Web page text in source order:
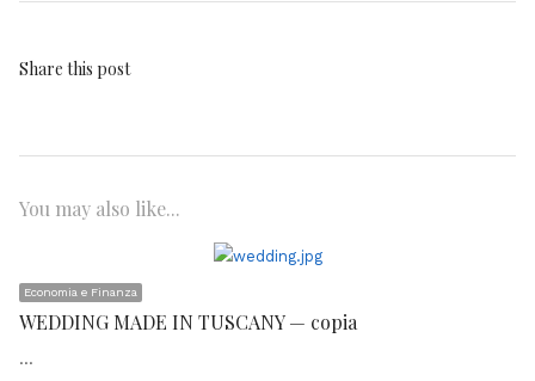
Share this post
You may also like...
Economia e Finanza
WEDDING MADE IN TUSCANY — copia
…